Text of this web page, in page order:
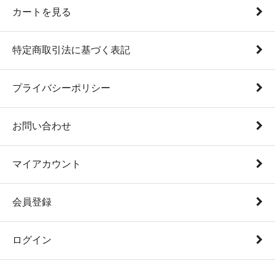
カートを見る
特定商取引法に基づく表記
プライバシーポリシー
お問い合わせ
マイアカウント
会員登録
ログイン